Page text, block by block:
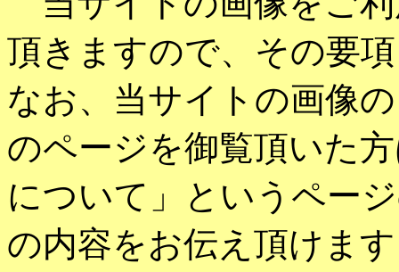
頂きますので、その要
なお、当サイトの画像
のページを御覧頂いた
について」というペー
の内容をお伝え頂けま